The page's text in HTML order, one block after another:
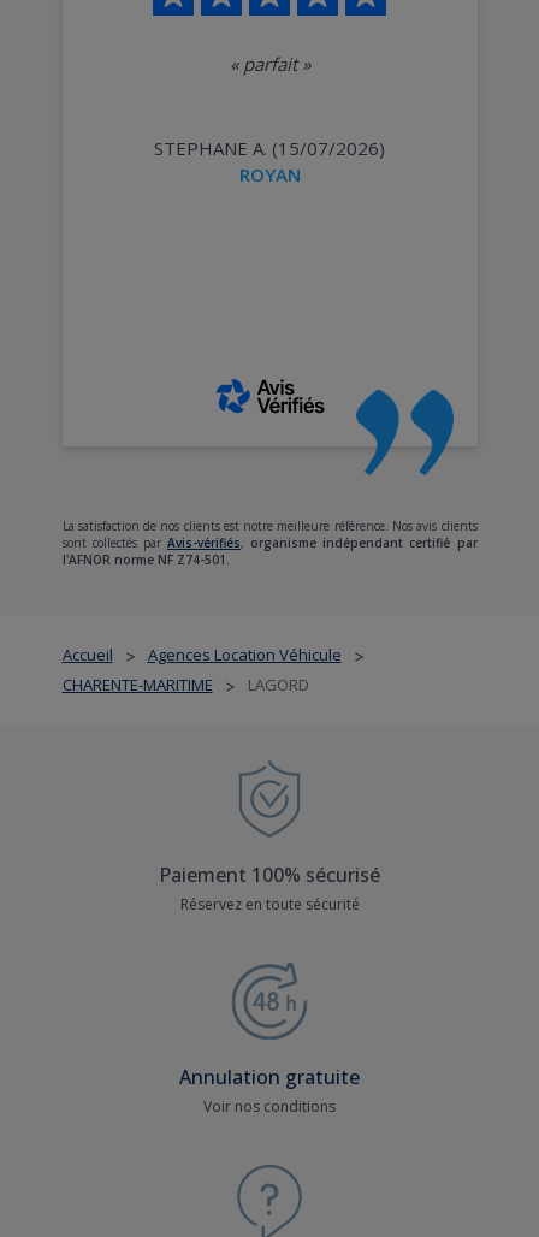
Accueil > Agences Location Véhicule >
CHARENTE-MARITIME > LAGORD
« parfait»
STEPHANE A. (15/07/2026)
ROYAN
La satisfaction de nos clients est notre meilleure référence. Nos avis clients
sont collectés par Avis-vérifiés, organisme indépendant certifié par
l'AFNOR norme NF Z74-501.
Paiement 100% sécurisé
Réservez en toute sécurité
Annulation gratuite
Voir nos conditions